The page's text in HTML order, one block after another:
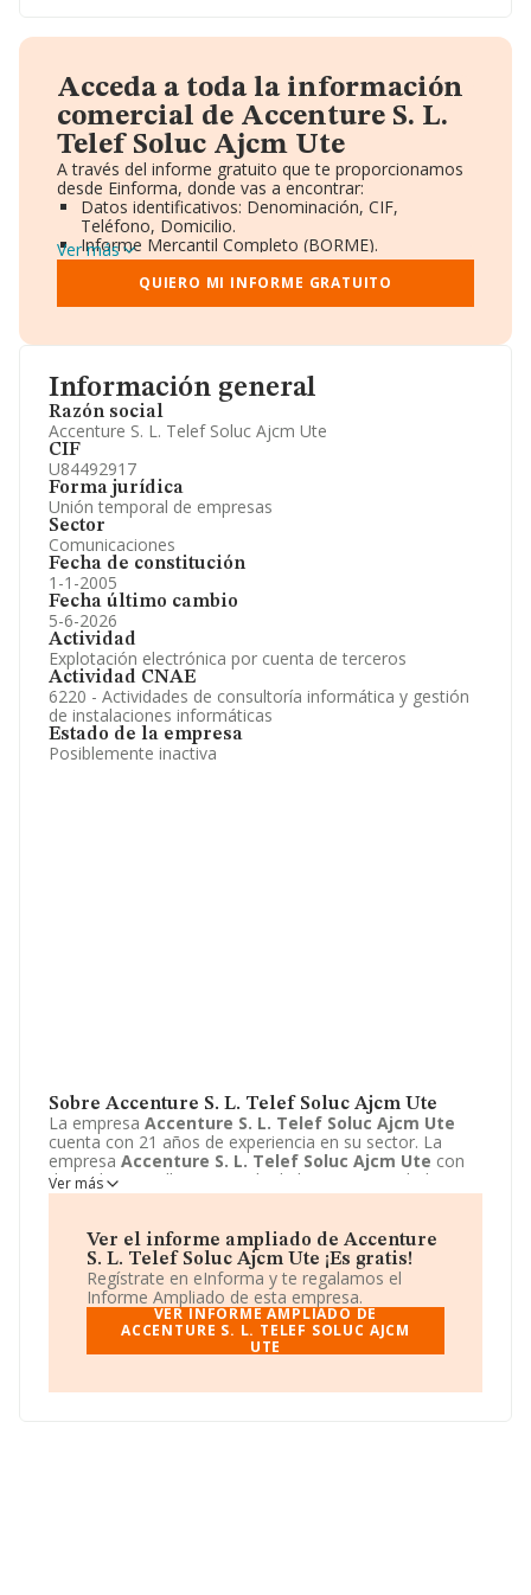
Información general
Razón social
Accenture S. L. Telef Soluc Ajcm Ute
CIF
U84492917
Forma jurídica
Unión temporal de empresas
Sector
Comunicaciones
Fecha de constitución
1-1-2005
Fecha último cambio
5-6-2026
Actividad
Explotación electrónica por cuenta de terceros
Actividad CNAE
6220 - Actividades de consultoría informática y gestión
de instalaciones informáticas
Estado de la empresa
Posiblemente inactiva
Sobre Accenture S. L. Telef Soluc Ajcm Ute
La empresa Accenture S. L. Telef Soluc Ajcm Ute
cuenta con 21 años de experiencia en su sector. La
empresa Accenture S. L. Telef Soluc Ajcm Ute con
domicilio en Calle sor Angela de la cruz, 3, Madrid,
Madrid. Su principal actividad CNAE es 6220 -
instalaciones informáticas. La empresaAccenture S. L.
Telef Soluc Ajcm Uteestá inscrita como Unión
temporal de empresas.
Ver más
Ver el informe ampliado de Accenture
S. L. Telef Soluc Ajcm Ute ¡Es gratis!
Regístrate en eInforma y te regalamos el
Informe Ampliado de esta empresa.
VER INFORME AMPLIADO DE
ACCENTURE S. L. TELEF SOLUC AJCM
UTE
Acceda a toda la información
comercial de Accenture S. L.
Telef Soluc Ajcm Ute
A través del informe gratuito que te proporcionamos
desde Einforma, donde vas a encontrar:
Datos identificativos: Denominación, CIF,
Teléfono, Domicilio.
Informe Mercantil Completo (BORME).
Gráficos de Evolución Ventas y Empleados.
Consejo de Administración y Administradores.
Directivos y Ejecutivos.
Información oficial y registral complementaria.
Ver más
QUIERO MI INFORME GRATUITO